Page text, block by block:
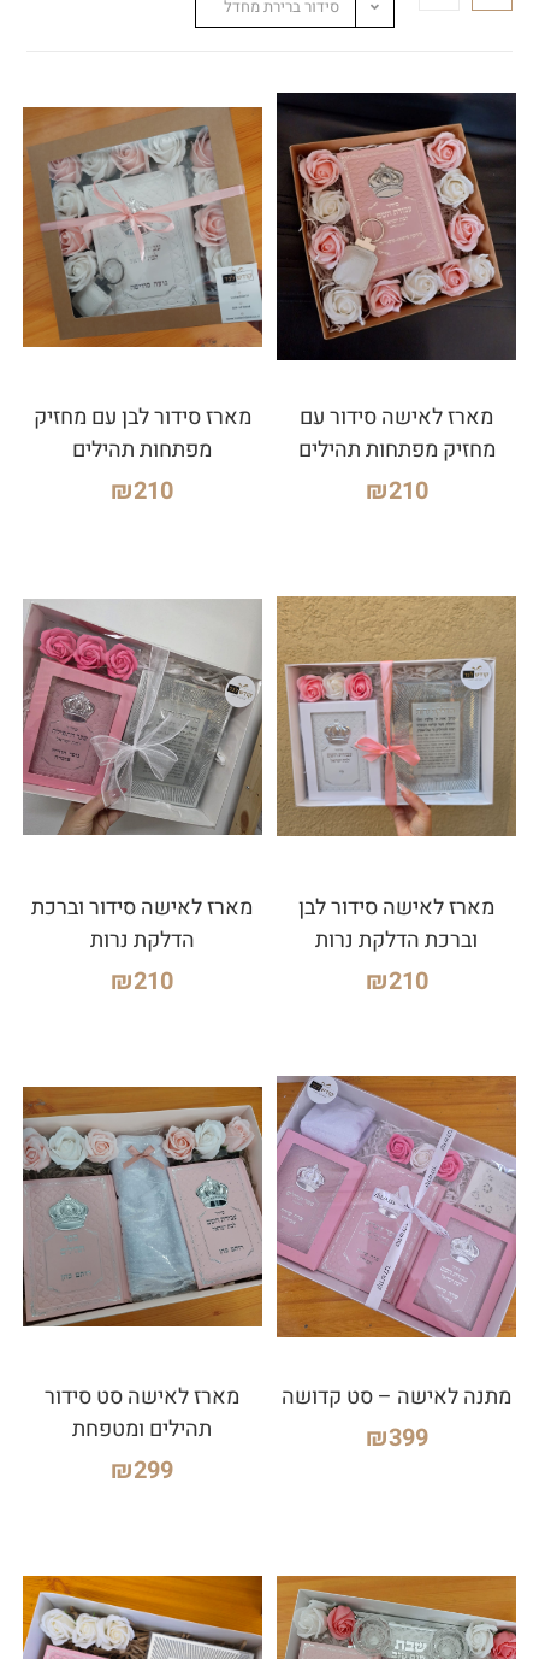
סידור ברירת מחדל
מארז לאישה סידור עם
מחזיק מפתחות תהילים
₪210
מארז סידור לבן עם מחזיק
מפתחות תהילים
₪210
מארז לאישה סידור לבן
וברכת הדלקת נרות
₪210
מארז לאישה סידור וברכת
הדלקת נרות
₪210
מתנה לאישה – סט קדושה
₪399
מארז לאישה סט סידור
תהילים ומטפחת
₪299